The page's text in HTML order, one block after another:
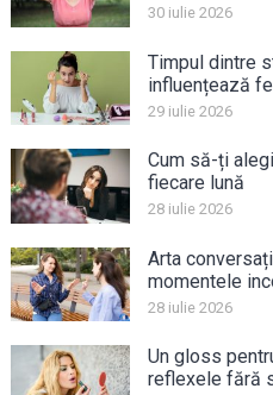
30 iulie 2026
Timpul dintre
influențează
29 iulie 2026
Cum să-ți
fiecare lună
28 iulie 2026
Arta
momentele
28 iulie 2026
Un gloss
reflexele fără